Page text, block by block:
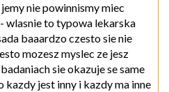
nie powinnismy miec
wlasnie to typowa lekarska
baaardzo czesto sie nie
mozesz myslec ze jesz
sie okazuje se same
kazdy jest inny i kazdy ma inne